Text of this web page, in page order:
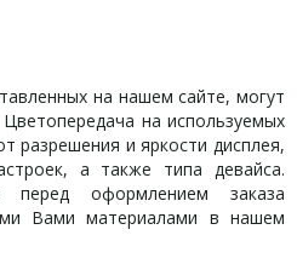
на нашем сайте, могут
на используемых
разрешения и яркости дисплея,
а также типа девайса.
перед оформлением заказа
Вами материалами в нашем